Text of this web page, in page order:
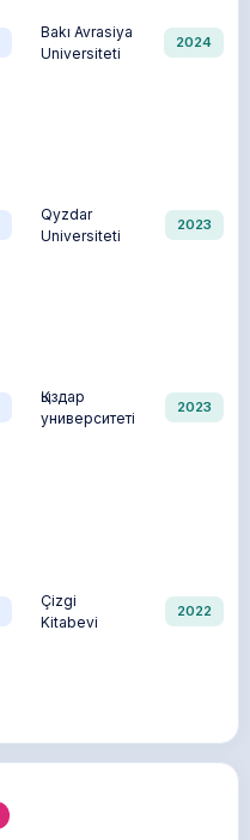
Bakı Avrasiya
Universiteti
2024
Qyzdar
Universiteti
2023
Қыздар
университеті
2023
Çizgi
Kitabevi
2022